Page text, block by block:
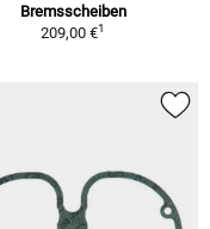
Bremsscheiben
209,00 €1